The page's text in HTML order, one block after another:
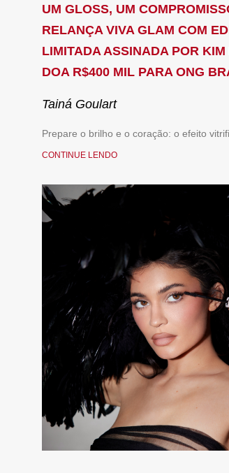
UM GLOSS, UM
RELANÇA VIVA GLAM COM
LIMITADA ASSINADA POR
DOA R$400 MIL PARA ONG
Tainá Goulart
Prepare o brilho e o coração: o efeito
CONTINUE LENDO